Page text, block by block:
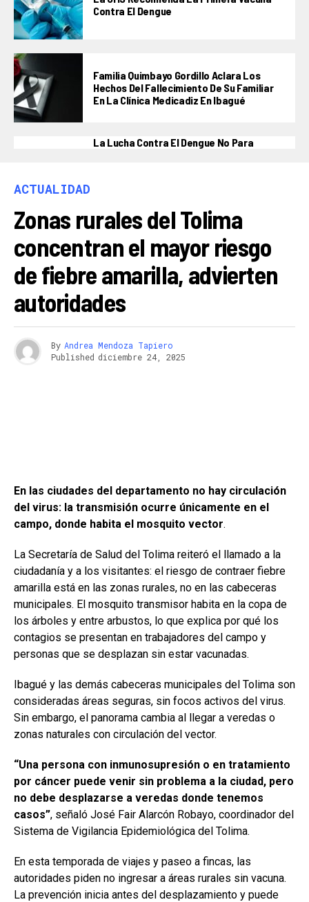
Contra El Dengue
Familia Quimbayo Gordillo Aclara Los
Hechos Del Fallecimiento De Su Familiar
En La Clínica Medicadiz En Ibagué
La Lucha Contra El Dengue No Para
ACTUALIDAD
Zonas rurales del Tolima
concentran el mayor riesgo
de fiebre amarilla, advierten
autoridades
By Andrea Mendoza Tapiero
Published diciembre 24, 2025
En las ciudades del departamento no hay circulación
del virus: la transmisión ocurre únicamente en el
campo, donde habita el mosquito vector.
La Secretaría de Salud del Tolima reiteró el llamado a la
ciudadanía y a los visitantes: el riesgo de contraer fiebre
amarilla está en las zonas rurales, no en las cabeceras
municipales. El mosquito transmisor habita en la copa de
los árboles y entre arbustos, lo que explica por qué los
contagios se presentan en trabajadores del campo y
personas que se desplazan sin estar vacunadas.
Ibagué y las demás cabeceras municipales del Tolima son
consideradas áreas seguras, sin focos activos del virus.
Sin embargo, el panorama cambia al llegar a veredas o
zonas naturales con circulación del vector.
“Una persona con inmunosupresión o en tratamiento
por cáncer puede venir sin problema a la ciudad, pero
no debe desplazarse a veredas donde tenemos
casos”, señaló José Fair Alarcón Robayo, coordinador del
Sistema de Vigilancia Epidemiológica del Tolima.
En esta temporada de viajes y paseo a fincas, las
autoridades piden no ingresar a áreas rurales sin vacuna.
La prevención inicia antes del desplazamiento y puede